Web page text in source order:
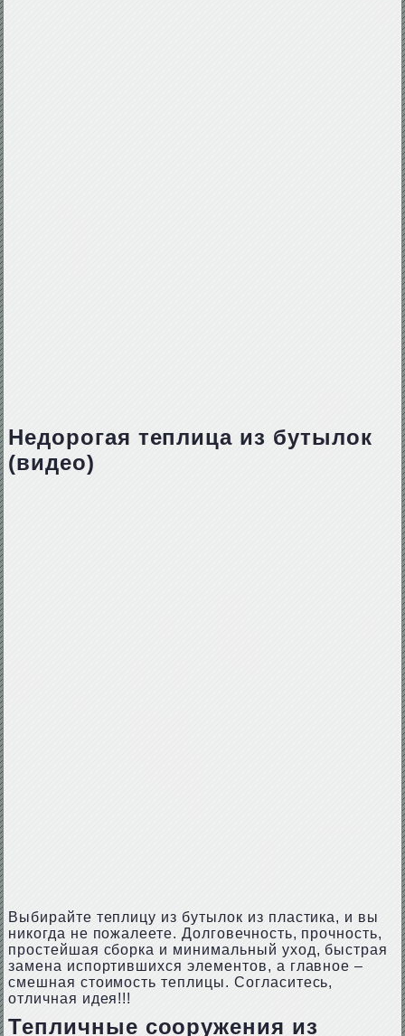
Недорогая теплица из бутылок
(видео)
Выбирайте теплицу из бутылок из пластика, и вы
никогда не пожалеете. Долговечность, прочность,
простейшая сборка и минимальный уход, быстрая
замена испортившихся элементов, а главное –
смешная стоимость теплицы. Согласитесь,
отличная идея!!!
Тепличные сооружения из